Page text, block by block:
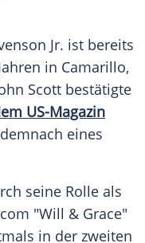
Jr. ist bereits
in Camarillo,
Scott bestätigte
US-Magazin
eines
seine Rolle als
"Will & Grace"
in der zweiten